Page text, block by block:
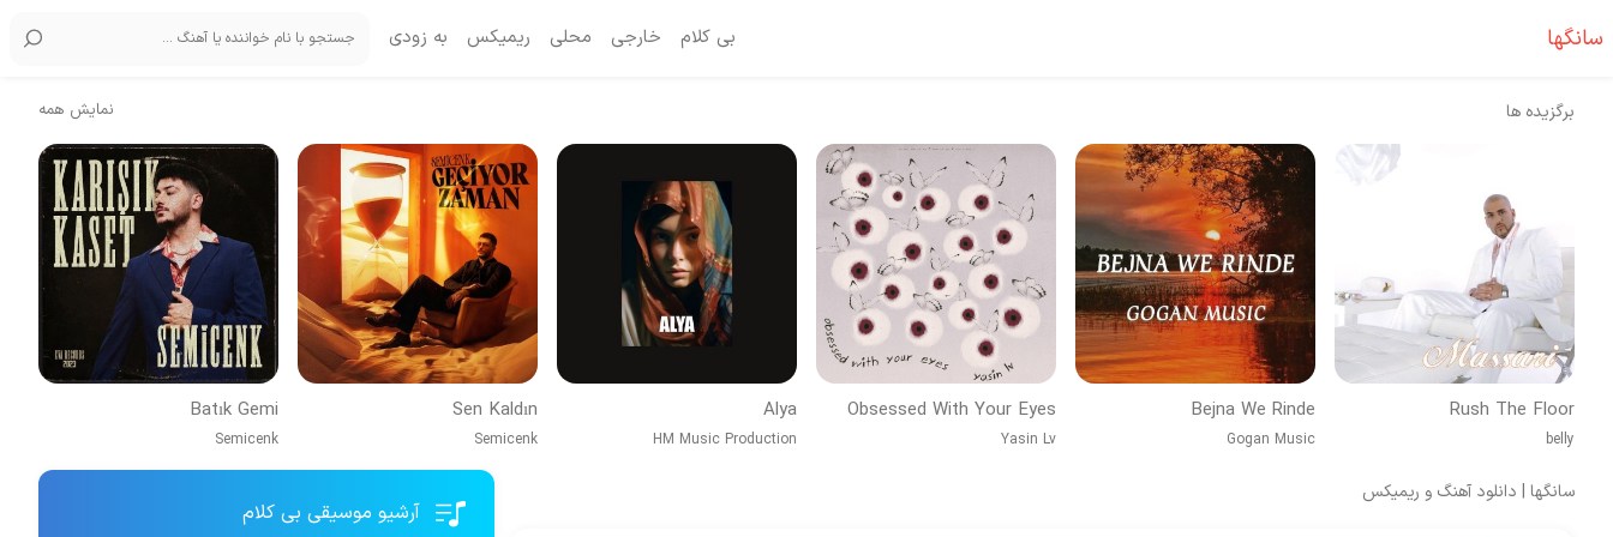
سانگها بی کلام خارجی محلی ریمیکس به زودی
برگزیده ها نمایش همه
Rush The Floor
belly
Bejna We Rinde
Gogan Music
Obsessed With Your Eyes
Yasin Lv
Alya
HM Music Production
Sen Kaldın
Semicenk
Batık Gemi
Semicenk
سانگها | دانلود آهنگ و ریمیکس
آرشیو موسیقی بی کلام